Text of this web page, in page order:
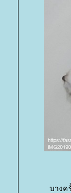
บางค